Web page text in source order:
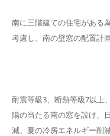
南に三階建ての住宅がある
考慮し、南の壁窓の配置計
耐震等級3、断熱等級7以上
陽の当たる南の窓を設け、
減、夏の冷房エネルギー削減